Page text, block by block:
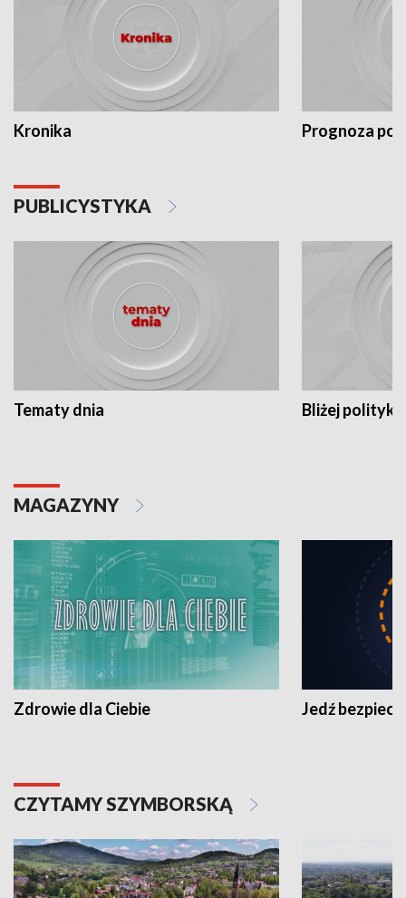
Kronika Prognoza
PUBLICYSTYKA
Tematy dnia Bliżej polityki
MAGAZYNY
Zdrowie dla Ciebie Jedź
CZYTAMY SZYMBORSKĄ